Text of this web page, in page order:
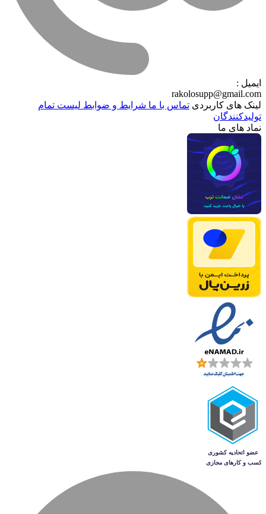
ایمیل :
rakolosupp@gmail.com
لینک های کاربردی تماس با ماشرایط و ضوابطلیست تمام
تولیدکنندگان
نماد های ما